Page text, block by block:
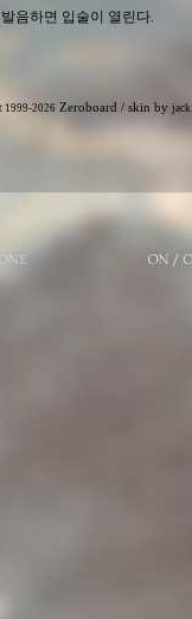
음하면 입술이 열린다.
1999-2026 Zeroboard / skin by jack